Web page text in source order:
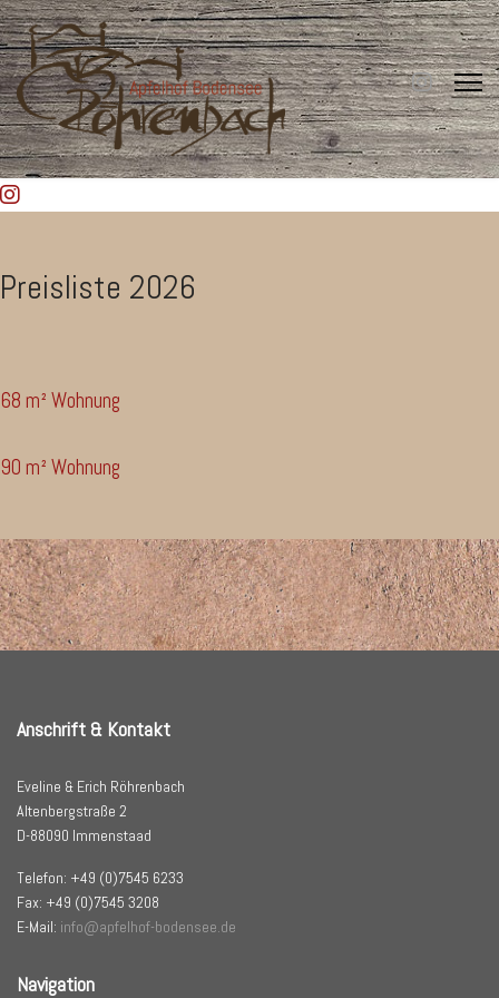
Preisliste 2026
68 m² Wohnung
90 m² Wohnung
Anschrift & Kontakt
Eveline & Erich Röhrenbach
Altenbergstraße 2
D-88090 Immenstaad
Telefon: +49 (0)7545 6233
Fax: +49 (0)7545 3208
E-Mail: info@apfelhof-bodensee.de
Navigation